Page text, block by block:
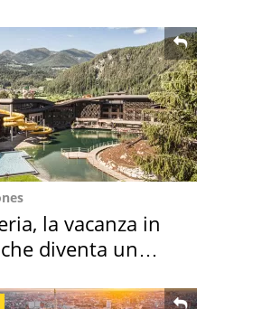
la vacanza in
diventa un